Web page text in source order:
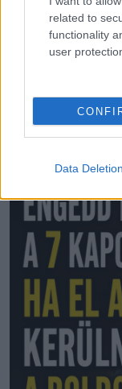
related to
functionality
user
Data Deletion
LEGÚJABB